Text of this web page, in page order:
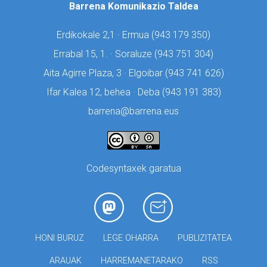
Barrena Komunikazio Taldea
Erdikokale 2,1 · Ermua (943 179 350)
Errabal 15, 1. · Soraluze (943 751 304)
Aita Agirre Plaza, 3 · Elgoibar (943 741 626)
Ifar Kalea 12, behea · Deba (943 191 383)
barrena@barrena.eus
Codesyntaxek garatua
HONI BURUZ LEGE OHARRA PUBLIZITATEA
ARAUAK HARREMANETARAKO RSS